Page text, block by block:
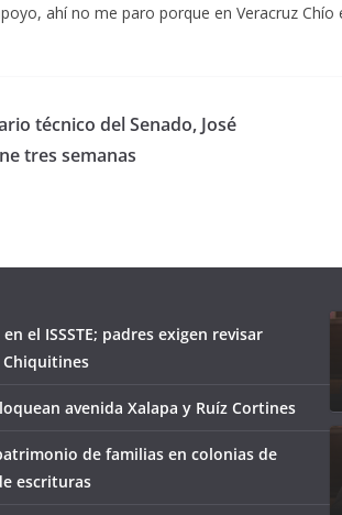
ahí no me paro porque en Veracruz
técnico del Senado, José
tres semanas
el ISSSTE; padres exigen revisar
Chiquitines
avenida Xalapa y Ruíz Cortines
de familias en colonias de
escrituras